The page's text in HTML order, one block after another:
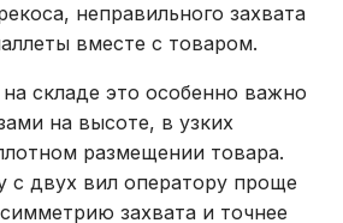
неправильного захвата
вместе с товаром.
складе это особенно важно
на высоте, в узких
размещении товара.
с двух вил оператору проще
захвата и точнее